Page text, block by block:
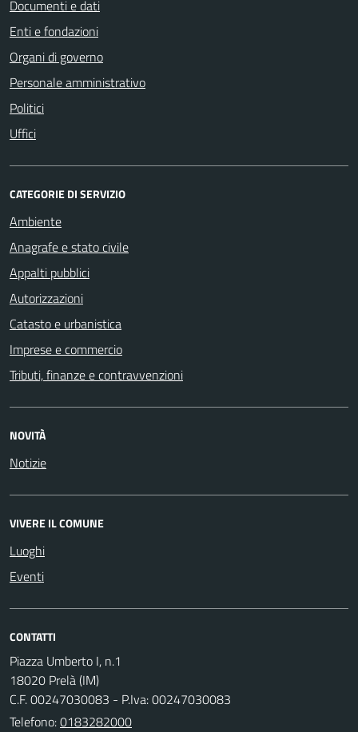
Documenti e dati
Enti e fondazioni
Organi di governo
Personale amministrativo
Politici
Uffici
CATEGORIE DI SERVIZIO
Ambiente
Anagrafe e stato civile
Appalti pubblici
Autorizzazioni
Catasto e urbanistica
Imprese e commercio
Tributi, finanze e contravvenzioni
NOVITÀ
Notizie
VIVERE IL COMUNE
Luoghi
Eventi
CONTATTI
Piazza Umberto I, n.1
18020 Prelà (IM)
C.F. 00247030083 - P.Iva: 00247030083
Telefono:0183282000